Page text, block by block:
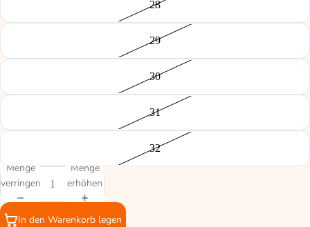
28
29
30
31
32
Menge
verringern
Menge
erhöhen
In den Warenkorb legen